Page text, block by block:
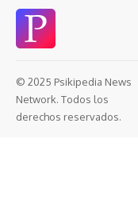
© 2025 Psikipedia News
Network. Todos los
derechos reservados.